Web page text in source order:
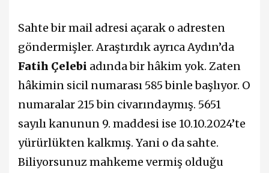
Sahte bir mail adresi açarak o adresten
göndermişler. Araştırdık ayrıca Aydın’da
Fatih Çelebi adında bir hâkim yok. Zaten
hâkimin sicil numarası 585 binle başlıyor. O
numaralar 215 bin civarındaymış. 5651
sayılı kanunun 9. maddesi ise 10.10.2024’te
yürürlükten kalkmış. Yani o da sahte.
Biliyorsunuz mahkeme vermiş olduğu